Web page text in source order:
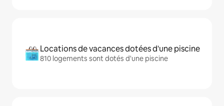
Locations de vacances dotées d'une piscine
810 logements sont dotés d'une piscine